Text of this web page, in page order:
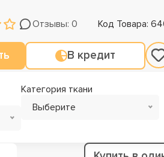
Отзывы: 0 Код Товара:
В кредит
Категория ткани
Выберите